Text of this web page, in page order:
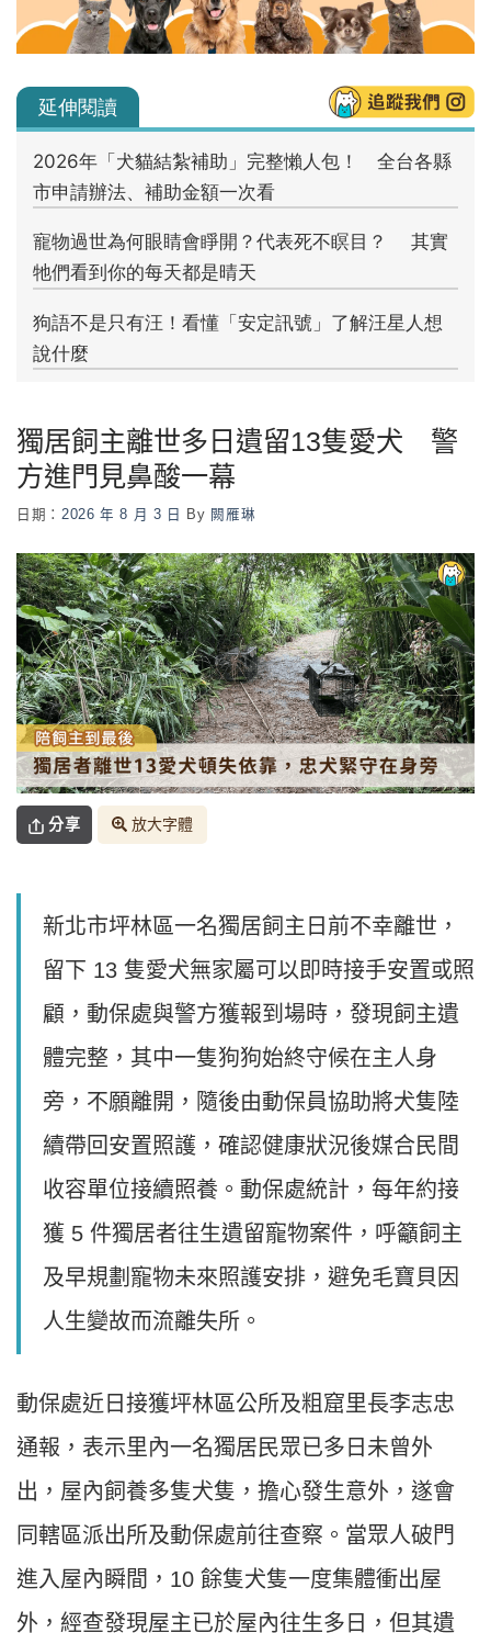
獨居飼主離世多日遺留13隻愛犬 警
方進門見鼻酸一幕
日期： 2026 年 8 月 3 日 By 闕雁琳
分享 放大字體
新北市坪林區一名獨居飼主日前不幸離世，
留下 13 隻愛犬無家屬可以即時接手安置或照
顧，動保處與警方獲報到場時，發現飼主遺
體完整，其中一隻狗狗始終守候在主人身
旁，不願離開，隨後由動保員協助將犬隻陸
續帶回安置照護，確認健康狀況後媒合民間
收容單位接續照養。動保處統計，每年約接
獲 5 件獨居者往生遺留寵物案件，呼籲飼主
及早規劃寵物未來照護安排，避免毛寶貝因
人生變故而流離失所。
動保處近日接獲坪林區公所及粗窟里長李志忠
通報，表示里內一名獨居民眾已多日未曾外
出，屋內飼養多隻犬隻，擔心發生意外，遂會
同轄區派出所及動保處前往查察。當眾人破門
進入屋內瞬間，10 餘隻犬隻一度集體衝出屋
外，經查發現屋主已於屋內往生多日，但其遺